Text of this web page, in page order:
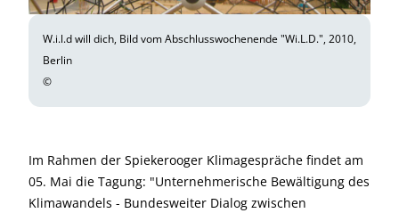
W.i.l.d will dich, Bild vom Abschlusswochenende "Wi.L.D.", 2010,
Berlin
©
Im Rahmen der Spiekerooger Klimagespräche findet am
05. Mai die Tagung: "Unternehmerische Bewältigung des
Klimawandels - Bundesweiter Dialog zwischen